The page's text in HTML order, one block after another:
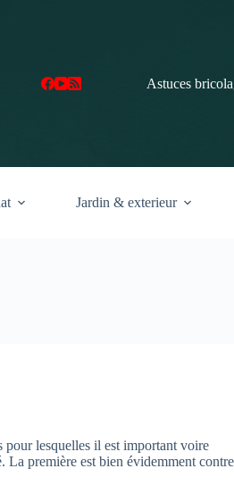
Astuces
Jardin & exterieur
pour lesquelles il est important voire
La première est bien évidemment contre